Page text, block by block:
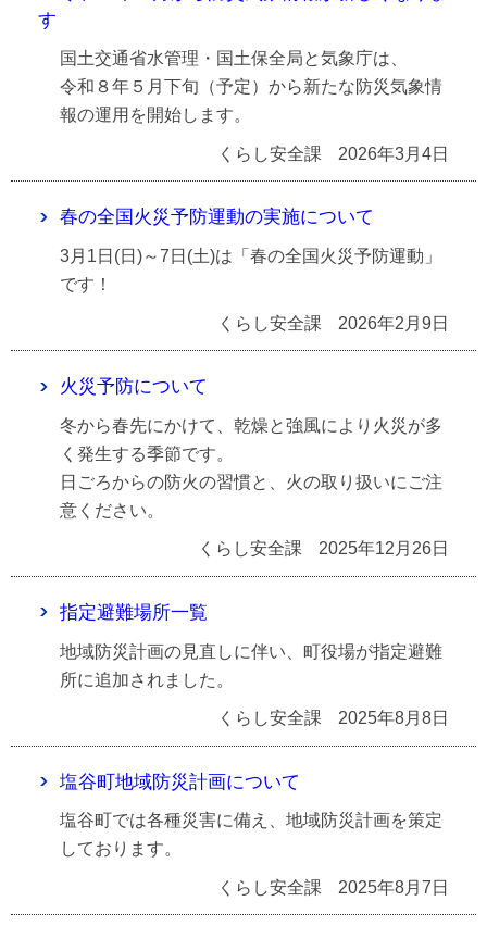
す
国土交通省水管理・国土保全局と気象庁は、
令和８年５月下旬（予定）から新たな防災気象情
報の運用を開始します。
くらし安全課 2026年3月4日
春の全国火災予防運動の実施について
3月1日(日)～7日(土)は「春の全国火災予防運動」
です！
くらし安全課 2026年2月9日
火災予防について
冬から春先にかけて、乾燥と強風により火災が多
く発生する季節です。
日ごろからの防火の習慣と、火の取り扱いにご注
意ください。
くらし安全課 2025年12月26日
指定避難場所一覧
地域防災計画の見直しに伴い、町役場が指定避難
所に追加されました。
くらし安全課 2025年8月8日
塩谷町地域防災計画について
塩谷町では各種災害に備え、地域防災計画を策定
しております。
くらし安全課 2025年8月7日